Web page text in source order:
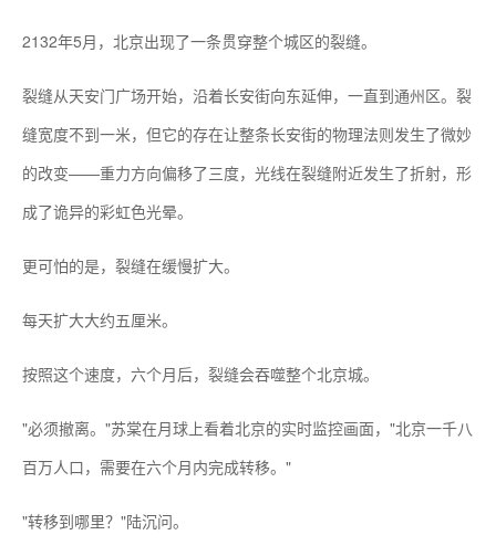
2132年5月，北京出现了一条贯穿整个城区的裂缝。
裂缝从天安门广场开始，沿着长安街向东延伸，一直到通州区。裂
缝宽度不到一米，但它的存在让整条长安街的物理法则发生了微妙
的改变——重力方向偏移了三度，光线在裂缝附近发生了折射，形
成了诡异的彩虹色光晕。
更可怕的是，裂缝在缓慢扩大。
每天扩大大约五厘米。
按照这个速度，六个月后，裂缝会吞噬整个北京城。
"必须撤离。"苏棠在月球上看着北京的实时监控画面，"北京一千八
百万人口，需要在六个月内完成转移。"
"转移到哪里？"陆沉问。